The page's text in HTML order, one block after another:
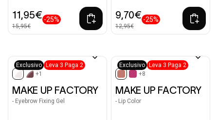
11,95€
15,95€
-25% 9,70€
12,95€
-25%
Exclusivo Leva 3 Paga 2
selected
+1
MAKE UP FACTORY
- Eyebrow Fixing Gel
Exclusivo Leva 3 Paga 2
selected
+8
MAKE UP FACTORY
- Lip Color